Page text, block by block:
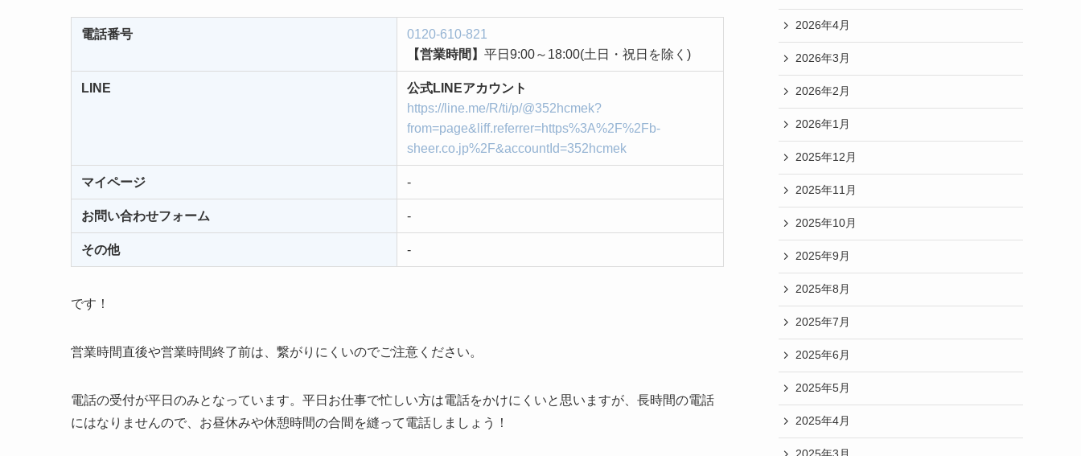
電話番号
0120-610-821
【営業時間】 平日9:00～18:00(土日・祝日を除く)
LINE
公式LINEアカウント
https://line.me/R/ti/p/@352hcmek?
from=page&liff.referrer=https%3A%2F%2Fb-
sheer.co.jp%2F&accountId=352hcmek
マイページ -
お問い合わせフォーム -
その他 -
です！
営業時間直後や営業時間終了前は、繋がりにくいのでご注意ください。
電話の受付が平日のみとなっています。平日お仕事で忙しい方は電話をかけにくいと思いますが、長時間の電話
にはなりませんので、お昼休みや休憩時間の合間を縫って電話しましょう！
2026年4月
2026年3月
2026年2月
2026年1月
2025年12月
2025年11月
2025年10月
2025年9月
2025年8月
2025年7月
2025年6月
2025年5月
2025年4月